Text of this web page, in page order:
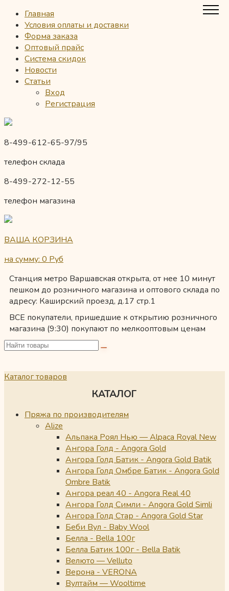
Главная
Условия оплаты и доставки
Форма заказа
Оптовый прайс
Система скидок
Новости
Статьи
Вход
Регистрация
8-499-612-65-97/95
телефон склада
8-499-272-12-55
телефон магазина
ВАША КОРЗИНА
на сумму: 0 Руб
Станция метро Варшавская открыта, от нее 10 минут
пешком до розничного магазина и оптового склада по
адресу: Каширский проезд, д.17 стр.1
ВСЕ покупатели, пришедшие к открытию розничного
магазина (9:30) покупают по мелкооптовым ценам
Каталог товаров
КАТАЛОГ
Пряжа по производителям
Alize
Альпака Роял Нью — Alpaca Royal New
Ангора Голд - Angora Gold
Ангора Голд Батик - Angora Gold Batik
Ангора Голд Омбре Батик - Angora Gold
Ombre Batik
Ангора реал 40 - Angora Real 40
Ангора Голд Симли - Angora Gold Simli
Ангора Голд Стар - Angora Gold Star
Беби Вул - Baby Wool
Белла - Bella 100г
Белла Батик 100г - Bella Batik
Велюто — Velluto
Верона - VERONA
Вултайм — Wooltime